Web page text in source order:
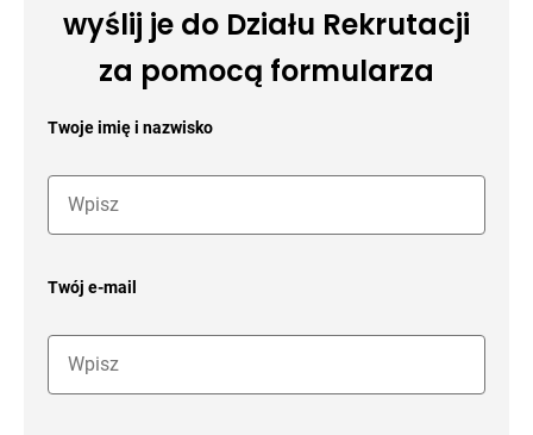
wyślij je do Działu Rekrutacji
za pomocą formularza
Twoje imię i nazwisko
Twój e-mail